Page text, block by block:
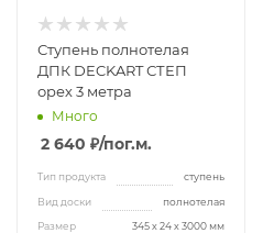
Ступень полнотелая
ДПК DECKART СТЕП
орех 3 метра
Много
2 640 ₽/пог.м.
Тип продукта ступень
Вид доски полнотелая
Размер 345 х 24 х 3000 мм